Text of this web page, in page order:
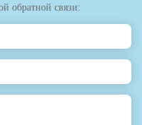
обратной связи: